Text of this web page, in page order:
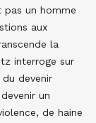
pas un homme
aux
la
interroge sur
du devenir
un
de haine